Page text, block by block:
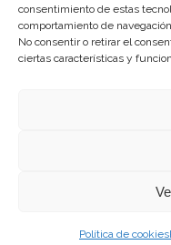
consentimiento de estas
comportamiento de
No consentir o retirar el
ciertas características y
Política de cookies
La gestión de la DOP Lanzarote
con fondos provenientes del